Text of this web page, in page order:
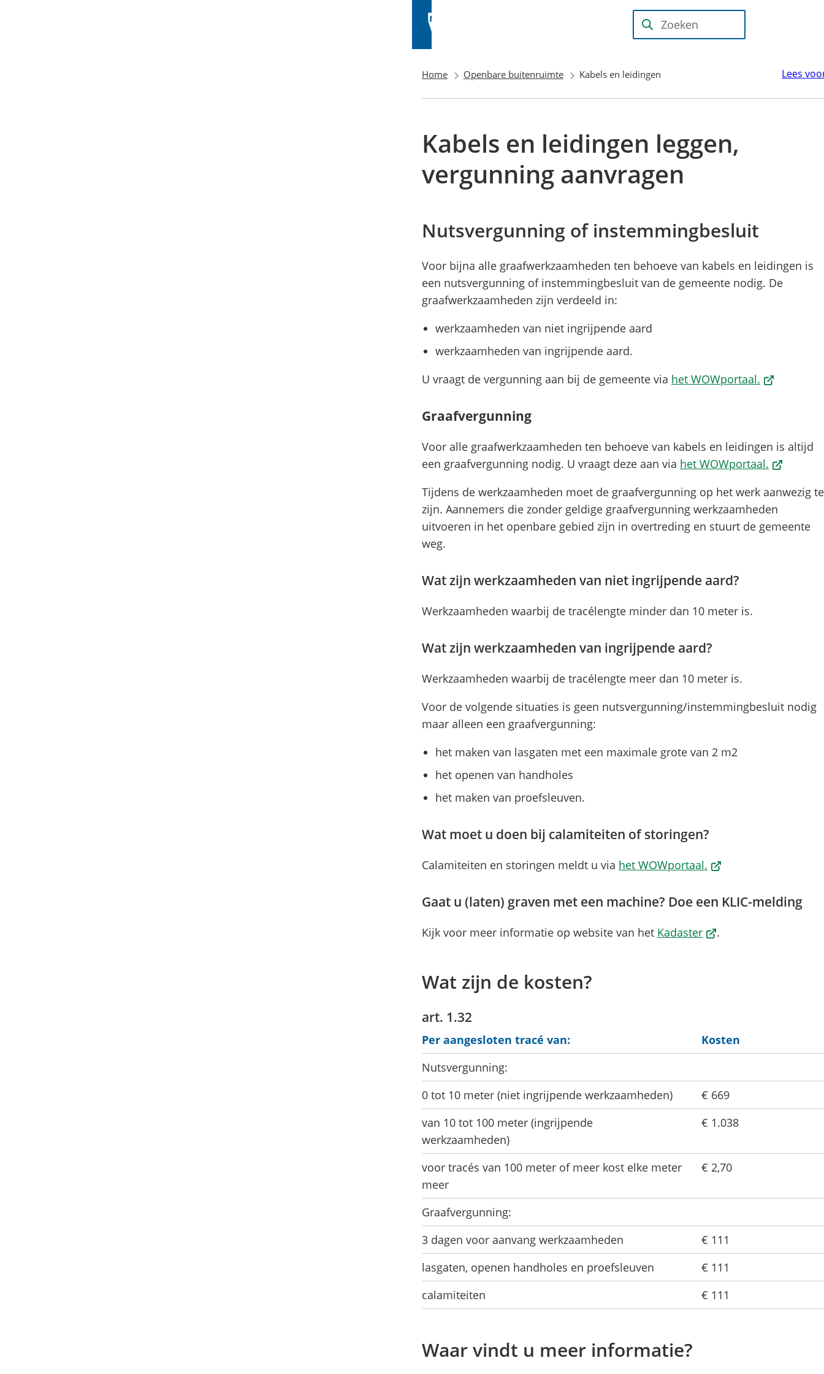
externe
Zoeken
Home Openbare buitenruimte Kabels en leidingen Lees
Kabels en leidingen leggen,
vergunning aanvragen
Nutsvergunning of instemmingbesluit
Voor bijna alle graafwerkzaamheden ten behoeve van kabels en leidingen is
een nutsvergunning of instemmingbesluit van de gemeente nodig. De
graafwerkzaamheden zijn verdeeld in:
werkzaamheden van niet ingrijpende aard
werkzaamheden van ingrijpende aard.
U vraagt de vergunning aan bij de gemeente via het WOWportaal. (Verwijst
website)
Graafvergunning
Voor alle graafwerkzaamheden ten behoeve van kabels en leidingen is altijd
een graafvergunning nodig. U vraagt deze aan via het WOWportaal. (Verwijst
een
externe
website)
Tijdens de werkzaamheden moet de graafvergunning op het werk aanwezig te
zijn. Aannemers die zonder geldige graafvergunning werkzaamheden
uitvoeren in het openbare gebied zijn in overtreding en stuurt de gemeente
weg.
Wat zijn werkzaamheden van niet ingrijpende aard?
Werkzaamheden waarbij de tracélengte minder dan 10 meter is.
Wat zijn werkzaamheden van ingrijpende aard?
Werkzaamheden waarbij de tracélengte meer dan 10 meter is.
Voor de volgende situaties is geen nutsvergunning/instemmingbesluit nodig
maar alleen een graafvergunning:
het maken van lasgaten met een maximale grote van 2 m2
het openen van handholes
het maken van proefsleuven.
Wat moet u doen bij calamiteiten of storingen?
Calamiteiten en storingen meldt u via het WOWportaal. (Verwijst
een
website)
Gaat u (laten) graven met een machine? Doe een KLIC-melding
Kijk voor meer informatie op website van het Kadaster(Verwijst
.
Wat zijn de kosten?
art. 1.32
Per aangesloten tracé van:
Kosten
Nutsvergunning:
0 tot 10 meter (niet ingrijpende werkzaamheden)
€ 669
van 10 tot 100 meter (ingrijpende
werkzaamheden)
€ 1.038
voor tracés van 100 meter of meer kost elke meter
meer
€ 2,70
Graafvergunning:
3 dagen voor aanvang werkzaamheden
€ 111
lasgaten, openen handholes en proefsleuven
€ 111
calamiteiten
€ 111
Waar vindt u meer informatie?